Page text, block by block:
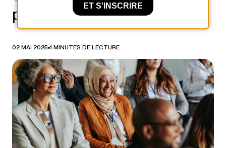
participation citoyenne
02 MAI 2025 1 MINUTES DE LECTURE
ET S'INSCRIRE